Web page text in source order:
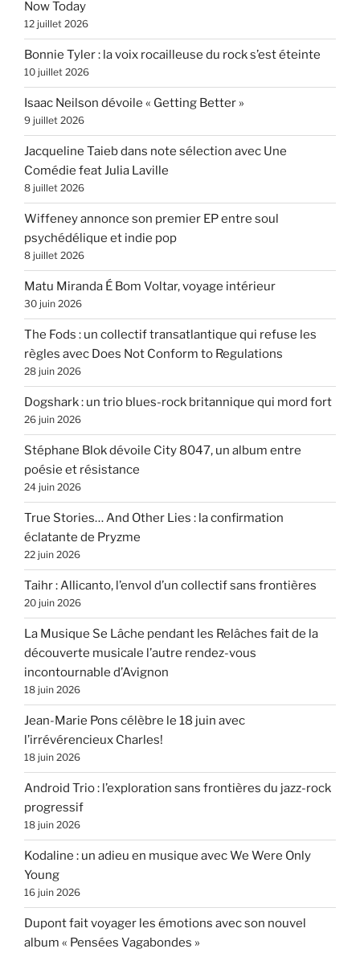
Now Today
12 juillet 2026
Bonnie Tyler : la voix rocailleuse du rock s’est éteinte
10 juillet 2026
Isaac Neilson dévoile « Getting Better »
9 juillet 2026
Jacqueline Taieb dans note sélection avec Une
Comédie feat Julia Laville
8 juillet 2026
Wiffeney annonce son premier EP entre soul
psychédélique et indie pop
8 juillet 2026
Matu Miranda É Bom Voltar, voyage intérieur
30 juin 2026
The Fods : un collectif transatlantique qui refuse les
règles avec Does Not Conform to Regulations
28 juin 2026
Dogshark : un trio blues-rock britannique qui mord fort
26 juin 2026
Stéphane Blok dévoile City 8047, un album entre
poésie et résistance
24 juin 2026
True Stories… And Other Lies : la confirmation
éclatante de Pryzme
22 juin 2026
Taihr : Allicanto, l’envol d’un collectif sans frontières
20 juin 2026
La Musique Se Lâche pendant les Relâches fait de la
découverte musicale l’autre rendez-vous
incontournable d’Avignon
18 juin 2026
Jean-Marie Pons célèbre le 18 juin avec
l’irrévérencieux Charles!
18 juin 2026
Android Trio : l’exploration sans frontières du jazz-rock
progressif
18 juin 2026
Kodaline : un adieu en musique avec We Were Only
Young
16 juin 2026
Dupont fait voyager les émotions avec son nouvel
album « Pensées Vagabondes »